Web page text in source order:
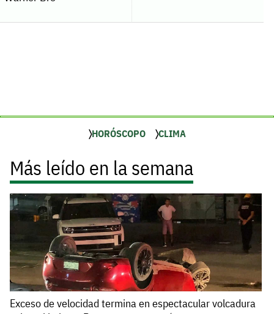
HORÓSCOPO CLIMA
Más leído en la semana
Exceso de velocidad termina en espectacular volcadura